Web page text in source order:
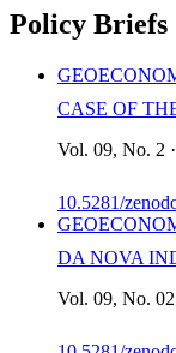
Policy Briefs
CASE OF
Vol. 09, No. 2
10.5281/
DA NOVA
Vol. 09, No. 02